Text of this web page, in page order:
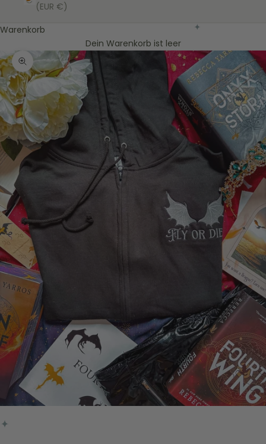
(EUR €)
Warenkorb
Dein Warenkorb ist leer
Bild vergrößern